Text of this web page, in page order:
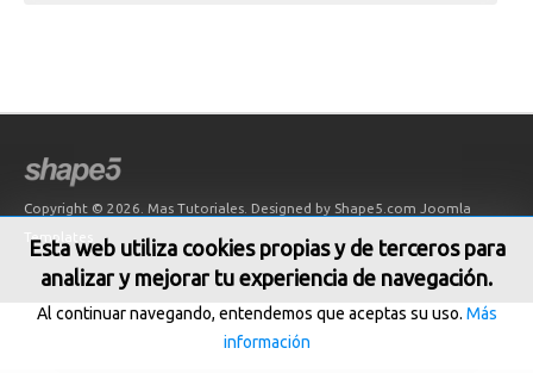
Copyright © 2026. Mas Tutoriales. Designed by Shape5.com Joomla
Templates
Esta web utiliza cookies propias y de terceros para
analizar y mejorar tu experiencia de navegación.
Al continuar navegando, entendemos que aceptas su uso. Más
información